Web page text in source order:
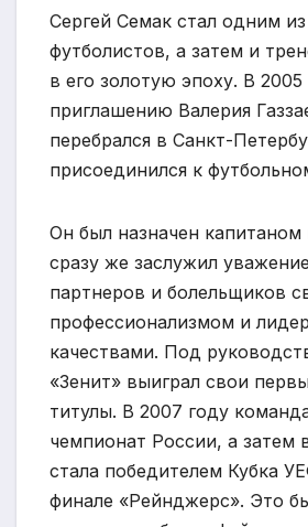
Сергей Семак стал одним
футболистов, а затем и
в его золотую эпоху. В 2005
приглашению Валерия
перебрался в Санкт-
присоединился к
Он был назначен
сразу же заслужил
партнеров и болельщиков
профессионализмом и
качествами. Под
«Зенит» выиграл свои
титулы. В 2007 году
чемпионат России, а затем
стала победителем Кубка
финале «Рейнджерс». Это